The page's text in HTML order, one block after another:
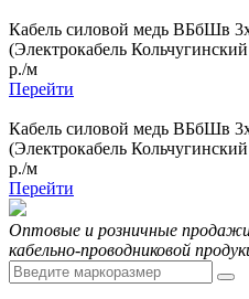
Кабель силовой медь ВБбШв
(Электрокабель
р./м
Перейти
Кабель силовой медь ВБбШв
(Электрокабель
р./м
Перейти
Оптовые и розничные
кабельно-проводниковой